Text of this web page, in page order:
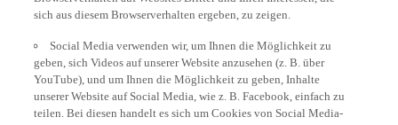
sich aus diesem Browserverhalten ergeben, zu zeigen.
Social Media verwenden wir, um Ihnen die Möglichkeit zu
geben, sich Videos auf unserer Website anzusehen (z. B. über
YouTube), und um Ihnen die Möglichkeit zu geben, Inhalte
unserer Website auf Social Media, wie z. B. Facebook, einfach zu
teilen. Bei diesen handelt es sich um Cookies von Social Media-